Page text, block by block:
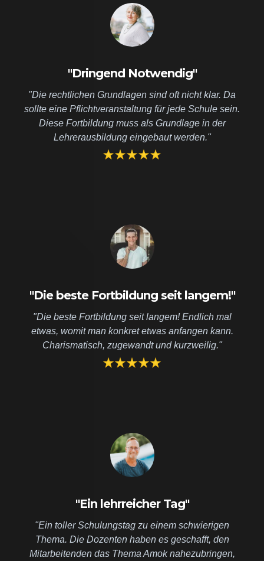
"Dringend Notwendig"
"Die rechtlichen Grundlagen sind oft nicht klar. Da
sollte eine Pflichtveranstaltung für jede Schule sein.
Diese Fortbildung muss als Grundlage in der
Lehrerausbildung eingebaut werden."
"Die beste Fortbildung seit langem!"
"Die beste Fortbildung seit langem! Endlich mal
etwas, womit man konkret etwas anfangen kann.
Charismatisch, zugewandt und kurzweilig."
"Ein lehrreicher Tag"
"Ein toller Schulungstag zu einem schwierigen
Thema. Die Dozenten haben es geschafft, den
Mitarbeitenden das Thema Amok nahezubringen,